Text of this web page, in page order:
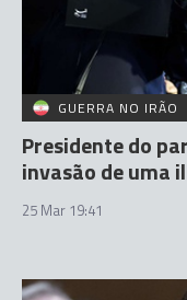
GUERRA NO IRÃO
Presidente do
invasão de uma
25 Mar 19:41